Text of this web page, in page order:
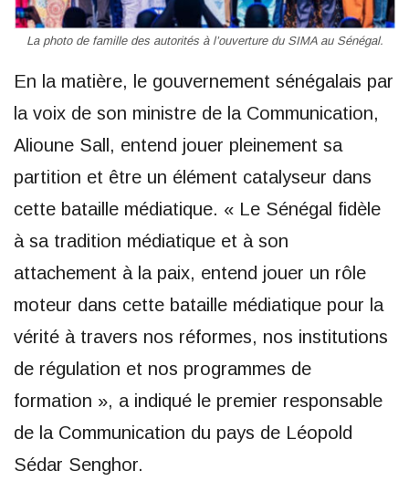
La photo de famille des autorités à l’ouverture du SIMA au Sénégal.
En la matière, le gouvernement sénégalais par
la voix de son ministre de la Communication,
Alioune Sall, entend jouer pleinement sa
partition et être un élément catalyseur dans
cette bataille médiatique. « Le Sénégal fidèle
à sa tradition médiatique et à son
attachement à la paix, entend jouer un rôle
moteur dans cette bataille médiatique pour la
vérité à travers nos réformes, nos institutions
de régulation et nos programmes de
formation », a indiqué le premier responsable
de la Communication du pays de Léopold
Sédar Senghor.